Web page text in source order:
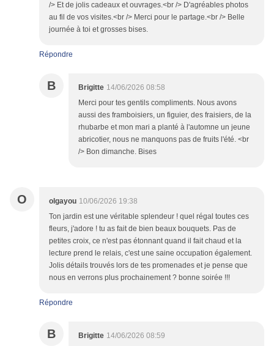
/> Et de jolis cadeaux et ouvrages.<br /> D'agréables photos
au fil de vos visites.<br /> Merci pour le partage.<br /> Belle
journée à toi et grosses bises.
Répondre
B Brigitte 14/06/2026 08:58
Merci pour tes gentils compliments. Nous avons
aussi des framboisiers, un figuier, des fraisiers, de la
rhubarbe et mon mari a planté à l'automne un jeune
abricotier, nous ne manquons pas de fruits l'été. <br
/> Bon dimanche. Bises
O olgayou 10/06/2026 19:38
Ton jardin est une véritable splendeur ! quel régal toutes ces
fleurs, j'adore ! tu as fait de bien beaux bouquets. Pas de
petites croix, ce n'est pas étonnant quand il fait chaud et la
lecture prend le relais, c'est une saine occupation également.
Jolis détails trouvés lors de tes promenades et je pense que
nous en verrons plus prochainement ? bonne soirée !!!
Répondre
B Brigitte 14/06/2026 08:59